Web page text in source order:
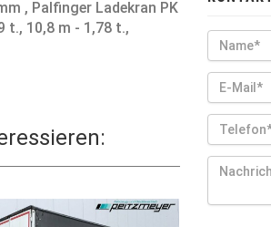
, Palfinger Ladekran PK
t., 10,8 m - 1,78 t.,